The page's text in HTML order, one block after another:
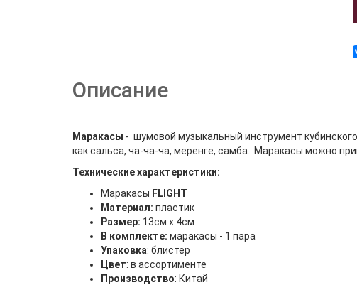
Описание
Маракасы - шумовой музыкальный инструмент
как сальса, ча-ча-ча, меренге, самба. Маракасы можно
Технические характеристики:
Маракасы FLIGHT
Материал: пластик
Размер: 13см х 4см
В комплекте: маракасы - 1 пара
Упаковка: блистер
Цвет: в ассортименте
Производство: Китай